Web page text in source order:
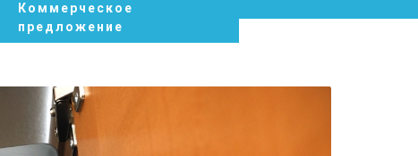
Коммерческое
предложение